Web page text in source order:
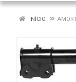
INÍCIO